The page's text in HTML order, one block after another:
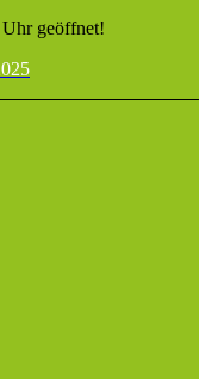
geöffnet!